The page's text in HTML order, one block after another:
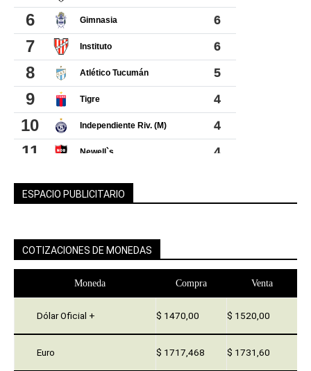
ESPACIO PUBLICITARIO
COTIZACIONES DE MONEDAS
Moneda Compra Venta
Dólar Oficial + $ 1470,00 $ 1520,00
Euro $ 1717,468 $ 1731,60